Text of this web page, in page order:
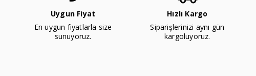
Uygun Fiyat
En uygun fiyatlarla size
sunuyoruz.
Hızlı Kargo
Siparişlerinizi aynı gün
kargoluyoruz.